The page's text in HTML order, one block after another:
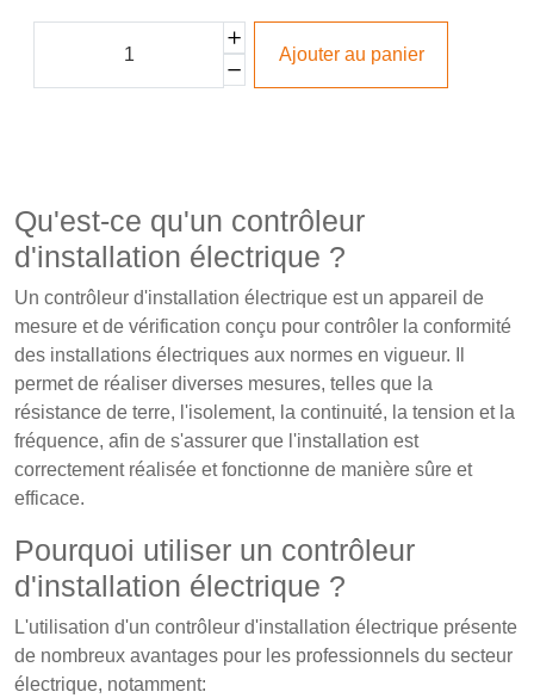
Ajouter au panier
Qu'est-ce qu'un contrôleur
d'installation électrique ?
Un contrôleur d'installation électrique est un appareil de
mesure et de vérification conçu pour contrôler la conformité
des installations électriques aux normes en vigueur. Il
permet de réaliser diverses mesures, telles que la
résistance de terre, l'isolement, la continuité, la tension et la
fréquence, afin de s'assurer que l'installation est
correctement réalisée et fonctionne de manière sûre et
efficace.
Pourquoi utiliser un contrôleur
d'installation électrique ?
L'utilisation d'un contrôleur d'installation électrique présente
de nombreux avantages pour les professionnels du secteur
électrique, notamment: